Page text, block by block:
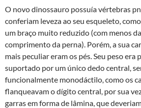
O novo dinossauro possuía vértebras
conferiam leveza ao seu esqueleto,
um braço muito reduzido (com menos
comprimento da perna). Porém, a sua
mais peculiar eram os pés. Seu peso
suportado por um único dedo central,
funcionalmente monodáctilo, como os
flanqueavam o dígito central, por sua
garras em forma de lâmina, que